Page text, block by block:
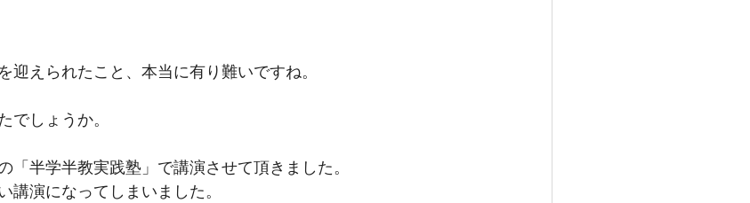
迎えられたこと、本当に有り難いですね。
でしょうか。
「半学半教実践塾」で講演させて頂きました。
演になってしまいました。